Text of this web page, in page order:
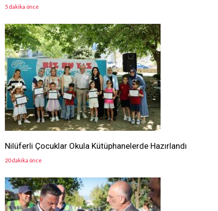
5 dakika önce
Nilüferli Çocuklar Okula Kütüphanelerde Hazırlandı
20 dakika önce